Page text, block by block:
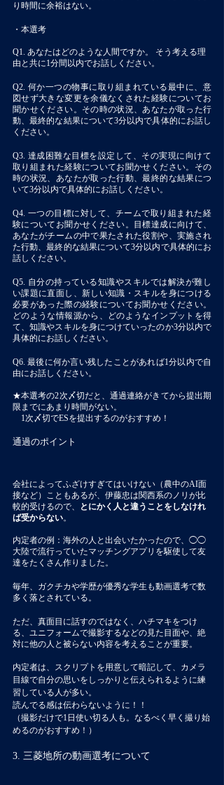
り時間に余裕はない。
・本選考
Q1. あなたはどのような人間ですか。 そう考える理
由と共に1分間以内でお話しください。
Q2. 何か一つの物事に取り組まれている最中に、意
図せず大きな変更を余儀なくされた経験についてお
聞かせください。その時の状況、あなたが取った行
動、最終的な結果について3分以内で具体的にお話し
ください。
Q3. 達成困難な目標を設定して、その実現に向けて
取り組まれた経験についてお聞かせください。その
時の状況、あなたが取った行動、最終的な結果につ
いて3分以内で具体的にお話しください。
Q4. 一つの目標に対して、チームで取り組まれた経
験についてお聞かせください。目標達成に向けて、
あなたがチームの中で果たされた役割や、実施され
た行動、最終的な結果について3分以内で具体的にお
話しください。
Q5. 自分の持っている知識やスキルでは解決が難し
い課題に直面し、新しい知識・スキルを身につける
必要があった際の経験についてお聞かせください。
どのような情報源から、どのようなインプットを得
て、知識やスキルを身につけていったのか3分以内で
具体的にお話しください。
Q6. 最後に何か言い残したことがあれば1分以内で自
由にお話しください。
★本選考の2次〆切だと、通過連絡がきてから提出期
限までにあまり時間がない。
1次〆切でESを提出するのがおすすめ！
通過のポイント
会社によってふざけすぎてはいけない（農中のAI面
接など）こともあるが、伊藤忠は関西系のノリが比
較的受けるので、
とにかく人と違うことをしなけれ
ば受からない。
内定者の例：海外の人と出会いたかったので、◯◯
大陸で流行っていたマッチングアプリを駆使して友
達をたくさん作りました。
毎年、ガクチカや学歴が優秀な学生も動画選考で数
多く落とされている。
ただ、真面目に話すのではなく、ハチマキをつけ
る、ユニフォームで撮影するなどの見た目面や、絶
対に他の人と被らない内容を考えることが重要。
内定者は、スクリプトを用意して暗記して、カメラ
目線で自分の思いをしっかりと伝えられるように練
習している人が多い。
読んでる感は伝わらないように！！
（撮影だけで1日使い切る人も。なるべく早く撮り始
めるのがおすすめ！）
3. 三菱地所の動画選考について